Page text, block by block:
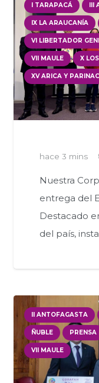
I TARAPACÁ III
IX LA ARAUCANÍA
VI LIBERTADOR
VII MAULE X
XV ARICA Y
hace 3 mins
Nuestra
entrega del
Destacado
del país,
II ANTOFAGASTA
ÑUBLE PRENSA
VII MAULE